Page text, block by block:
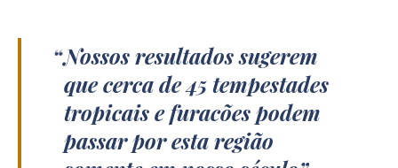
Nossos resultados sugerem
que cerca de 45 tempestades
tropicais e furacões podem
passar por esta região